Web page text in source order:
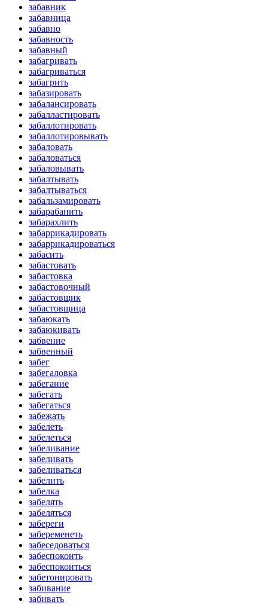
забавник
забавница
забавно
забавность
забавный
забагривать
забагриваться
забагрить
забазировать
забалансировать
забалластировать
забаллотировать
забаллотировывать
забаловать
забаловаться
забаловывать
забалтывать
забалтываться
забальзамировать
забарабанить
забарахлить
забаррикадировать
забаррикадироваться
забасить
забастовать
забастовка
забастовочный
забастовщик
забастовщица
забаюкать
забаюкивать
забвение
забвенный
забег
забегаловка
забегание
забегать
забегаться
забежать
забелеть
забелеться
забеливание
забеливать
забеливаться
забелить
забелка
забелять
забеляться
забереги
забеременеть
забеседоваться
забеспокоить
забеспокоиться
забетонировать
забивание
забивать